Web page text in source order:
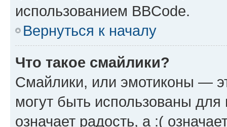
использованием BBCode.
Вернуться к началу
Что такое смайлики?
Смайлики, или эмотиконы —
могут быть использованы
означает радость, а :(